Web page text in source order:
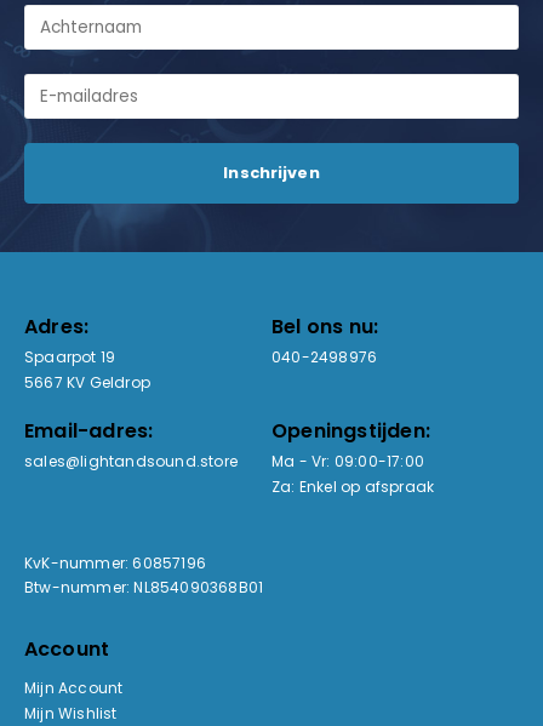
Adres:
Spaarpot 19
5667 KV Geldrop
Bel ons nu:
040-2498976
Email-adres:
sales@lightandsound.store
Openingstijden:
Ma - Vr: 09:00-17:00
Za: Enkel op afspraak
KvK-nummer: 60857196
Btw-nummer: NL854090368B01
Account
Mijn Account
Mijn Wishlist